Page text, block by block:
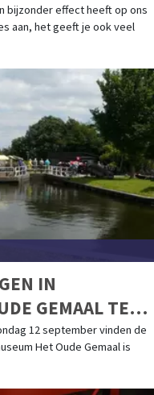
bijzonder effect heeft op ons
aan, het geeft je ook veel
IN
GEMAAL TE
12 september vinden de
Het Oude Gemaal is